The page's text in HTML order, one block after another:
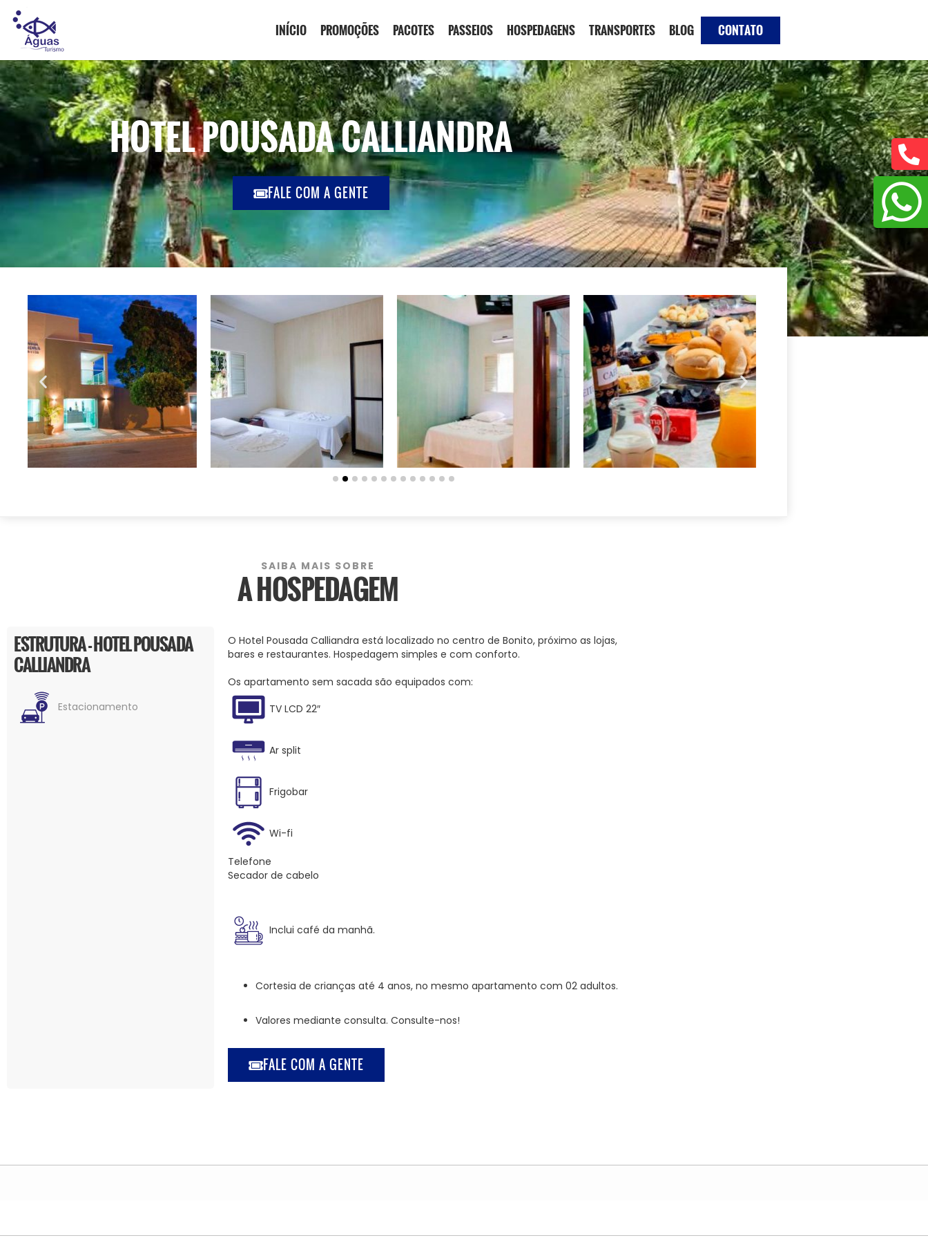
INÍCIO PROMOÇÕES PACOTES PASSEIOS HOSPEDAGENS TRANSPORTES BLOG CONTATO
HOTEL POUSADA CALLIANDRA
FALE COM A GENTE
SAIBA MAIS SOBRE
A HOSPEDAGEM
ESTRUTURA - HOTEL POUSADA
CALLIANDRA
Estacionamento
O Hotel Pousada Calliandra está localizado no centro de Bonito, próximo as lojas,
bares e restaurantes. Hospedagem simples e com conforto.
Os apartamento sem sacada são equipados com:
TV LCD 22″
Ar split
Frigobar
Wi-fi
Telefone
Secador de cabelo
Inclui café da manhã.
Cortesia de crianças até 4 anos, no mesmo apartamento com 02 adultos.
Valores mediante consulta. Consulte-nos!
FALE COM A GENTE